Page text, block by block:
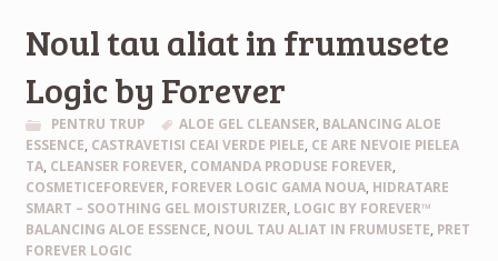
Noul tau aliat in frumusete
Logic by Forever
PENTRU TRUP ALOE GEL CLEANSER, BALANCING ALOE
ESSENCE, CASTRAVETISI CEAI VERDE PIELE, CE ARE NEVOIE PIELEA
TA, CLEANSER FOREVER, COMANDA PRODUSE FOREVER,
COSMETICEFOREVER, FOREVER LOGIC GAMA NOUA, HIDRATARE
SMART – SOOTHING GEL MOISTURIZER, LOGIC BY FOREVER™
BALANCING ALOE ESSENCE, NOUL TAU ALIAT IN FRUMUSETE, PRET
FOREVER LOGIC